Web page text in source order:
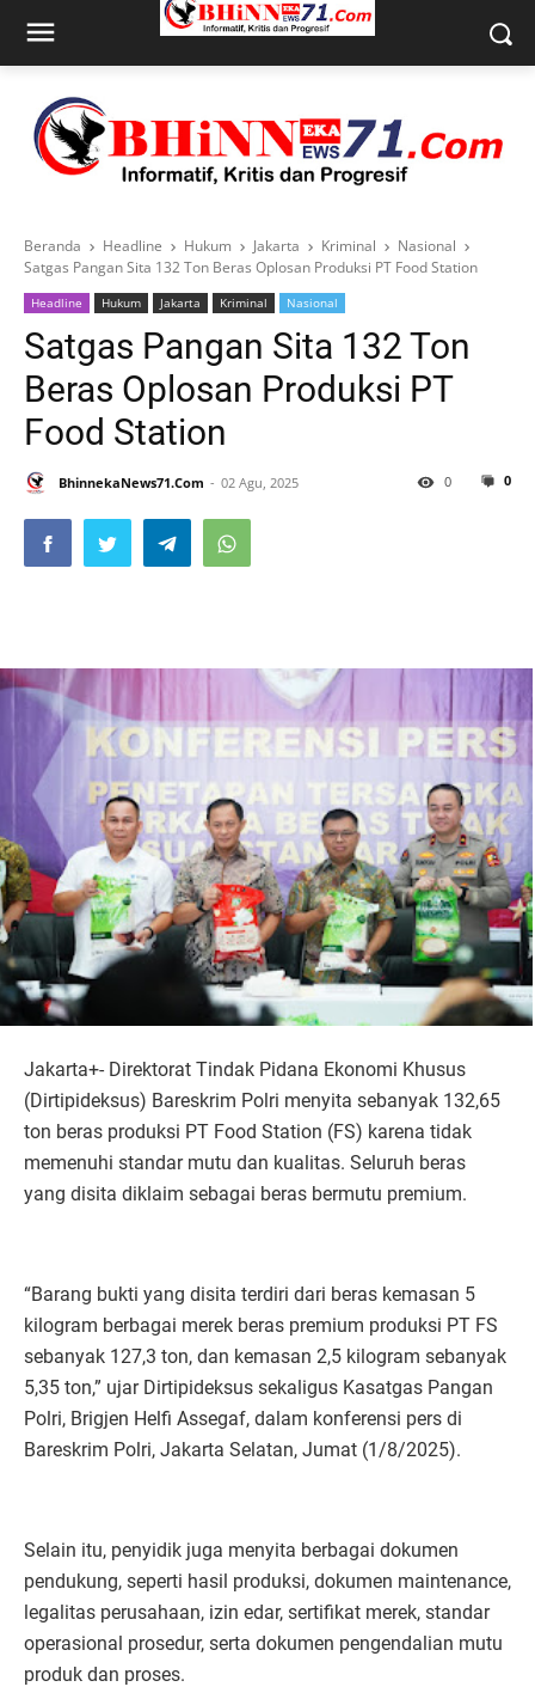
Beranda Headline Hukum Jakarta Kriminal
Nasional
Satgas Pangan Sita 132 Ton Beras Oplosan Produksi PT Food Station
Headline Hukum Jakarta Kriminal Nasional
Satgas Pangan Sita 132 Ton
Beras Oplosan Produksi PT
Food Station
BhinnekaNews71.Com 02 Agu, 2025 0
0
Jakarta+- Direktorat Tindak Pidana Ekonomi Khusus
(Dirtipideksus) Bareskrim Polri menyita sebanyak 132,65
ton beras produksi PT Food Station (FS) karena tidak
memenuhi standar mutu dan kualitas. Seluruh beras
yang disita diklaim sebagai beras bermutu premium.
“Barang bukti yang disita terdiri dari beras kemasan 5
kilogram berbagai merek beras premium produksi PT FS
sebanyak 127,3 ton, dan kemasan 2,5 kilogram sebanyak
5,35 ton,” ujar Dirtipideksus sekaligus Kasatgas Pangan
Polri, Brigjen Helfi Assegaf, dalam konferensi pers di
Bareskrim Polri, Jakarta Selatan, Jumat (1/8/2025).
Selain itu, penyidik juga menyita berbagai dokumen
pendukung, seperti hasil produksi, dokumen maintenance,
legalitas perusahaan, izin edar, sertifikat merek, standar
operasional prosedur, serta dokumen pengendalian mutu
produk dan proses.